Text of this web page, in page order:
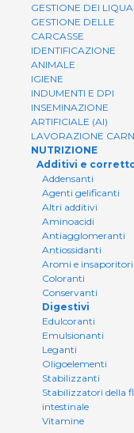
GESTIONE DEI
GESTIONE DELLE
CARCASSE
IDENTIFICAZIONE
ANIMALE
IGIENE
INDUMENTI E DPI
INSEMINAZIONE
ARTIFICIALE (AI)
LAVORAZIONE
NUTRIZIONE
Additivi e
Addensanti
Agenti gelificanti
Altri additivi
Aminoacidi
Antiagglomeranti
Antiossidanti
Aromi e insaporitori
Coloranti
Conservanti
Digestivi
Edulcoranti
Emulsionanti
Leganti
Oligoelementi
Stabilizzanti
Stabilizzatori della
intestinale
Vitamine